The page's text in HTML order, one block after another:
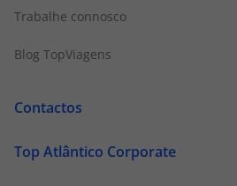
Trabalhe connosco
Blog TopViagens
Contactos
Top Atlântico Corporate